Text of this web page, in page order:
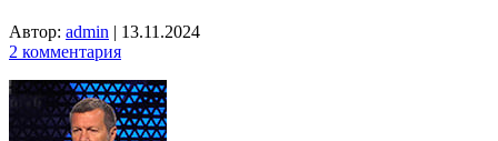
Автор: admin | 13.11.2024
2 комментария